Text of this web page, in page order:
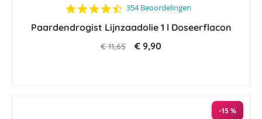
4.6
rating
354 Beoordelingen
Paardendrogist Lijnzaadolie 1 l Doseerflacon
€ 11,65 € 9,90
-15 %